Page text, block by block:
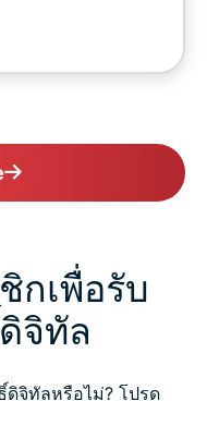
กเพื่อรับ
จิทัล
ดิจิทัลหรือไม่? โปรด